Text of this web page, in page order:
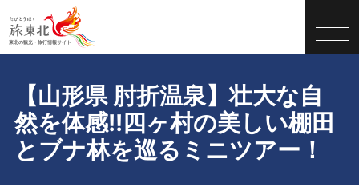
【山形県 肘折温泉】壮大な自
然を体感!!四ヶ村の美しい棚田
とブナ林を巡るミニツアー！